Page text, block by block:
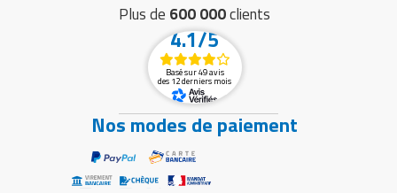
Plus de 600 000clients
4.1/5
Basé sur 49 avis
des 12 derniers mois
Nos modes de paiement